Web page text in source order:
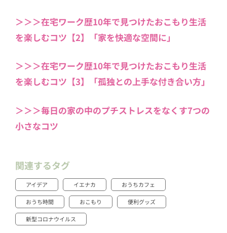
＞＞＞在宅ワーク歴10年で見つけたおこもり生活
を楽しむコツ【2】「家を快適な空間に」
＞＞＞在宅ワーク歴10年で見つけたおこもり生活
を楽しむコツ【3】「孤独との上手な付き合い方」
＞＞＞毎日の家の中のプチストレスをなくす7つの
小さなコツ
関連するタグ
アイデア イエナカ おうちカフェ
おうち時間 おこもり 便利グッズ
新型コロナウイルス